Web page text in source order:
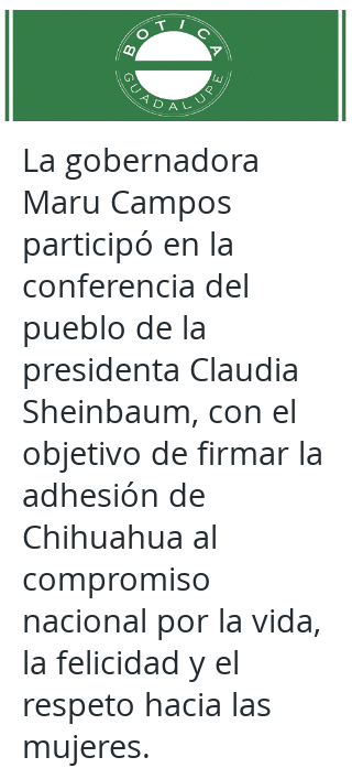
La gobernadora
Maru Campos
participó en la
conferencia del
pueblo de la
presidenta Claudia
Sheinbaum, con el
objetivo de firmar la
adhesión de
Chihuahua al
compromiso
nacional por la vida,
la felicidad y el
respeto hacia las
mujeres.